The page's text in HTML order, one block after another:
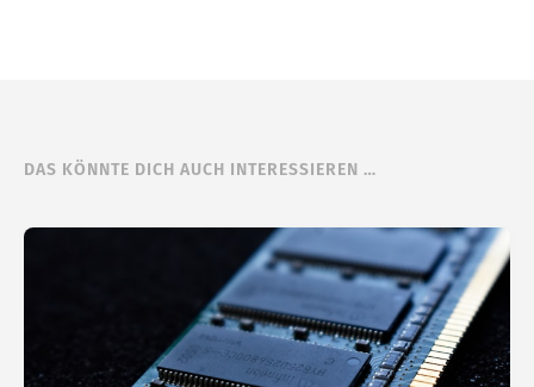
DAS KÖNNTE DICH AUCH INTERESSIEREN …